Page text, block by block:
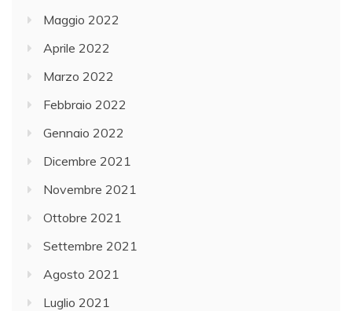
Maggio 2022
Aprile 2022
Marzo 2022
Febbraio 2022
Gennaio 2022
Dicembre 2021
Novembre 2021
Ottobre 2021
Settembre 2021
Agosto 2021
Luglio 2021